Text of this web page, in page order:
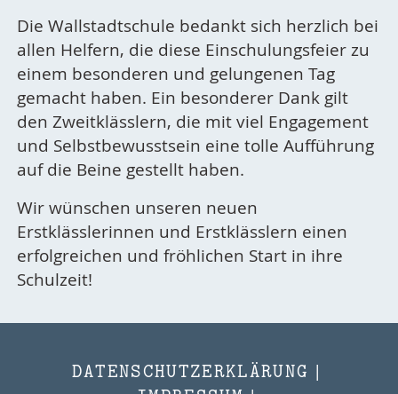
Die Wallstadtschule bedankt sich herzlich bei
allen Helfern, die diese Einschulungsfeier zu
einem besonderen und gelungenen Tag
gemacht haben. Ein besonderer Dank gilt
den Zweitklässlern, die mit viel Engagement
und Selbstbewusstsein eine tolle Aufführung
auf die Beine gestellt haben.
Wir wünschen unseren neuen
Erstklässlerinnen und Erstklässlern einen
erfolgreichen und fröhlichen Start in ihre
Schulzeit!
DATENSCHUTZERKLÄRUNG |